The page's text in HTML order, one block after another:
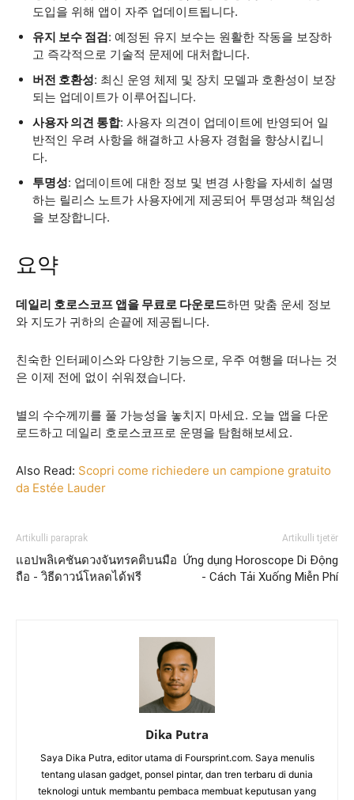
도입을 위해 앱이 자주 업데이트됩니다.
유지 보수 점검: 예정된 유지 보수는 원활한 작동을 보장하
고 즉각적으로 기술적 문제에 대처합니다.
버전 호환성: 최신 운영 체제 및 장치 모델과 호환성이 보장
되는 업데이트가 이루어집니다.
사용자 의견 통합: 사용자 의견이 업데이트에 반영되어 일
반적인 우려 사항을 해결하고 사용자 경험을 향상시킵니
다.
투명성: 업데이트에 대한 정보 및 변경 사항을 자세히 설명
하는 릴리스 노트가 사용자에게 제공되어 투명성과 책임성
을 보장합니다.
요약
데일리 호로스코프 앱을 무료로 다운로드하면 맞춤 운세 정보
와 지도가 귀하의 손끝에 제공됩니다.
친숙한 인터페이스와 다양한 기능으로, 우주 여행을 떠나는 것
은 이제 전에 없이 쉬워졌습니다.
별의 수수께끼를 풀 가능성을 놓치지 마세요. 오늘 앱을 다운
로드하고 데일리 호로스코프로 운명을 탐험해보세요.
Also Read: Scopri come richiedere un campione gratuito
da Estée Lauder
Artikulli paraprak
แอปพลิเคชันดวงจันทรคติบนมือ
ถือ - วิธีดาวน์โหลดได้ฟรี
Artikulli tjetër
Ứng dụng Horoscope Di Động
- Cách Tải Xuống Miễn Phí
Dika Putra
Saya Dika Putra, editor utama di Foursprint.com. Saya menulis
tentang ulasan gadget, ponsel pintar, dan tren terbaru di dunia
teknologi untuk membantu pembaca membuat keputusan yang